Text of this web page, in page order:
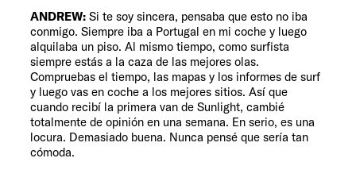
ANDREW: Si te soy sincera, pensaba que esto no iba
conmigo. Siempre iba a Portugal en mi coche y luego
alquilaba un piso. Al mismo tiempo, como surfista
siempre estás a la caza de las mejores olas.
Compruebas el tiempo, las mapas y los informes de surf
y luego vas en coche a los mejores sitios. Así que
cuando recibí la primera van de Sunlight, cambié
totalmente de opinión en una semana. En serio, es una
locura. Demasiado buena. Nunca pensé que sería tan
cómoda.